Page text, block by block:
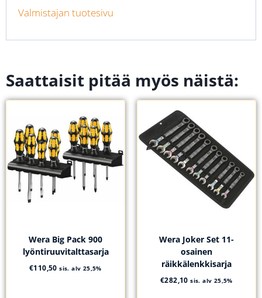
Valmistajan tuotesivu
Saattaisit pitää myös näistä:
Wera Big Pack 900
lyöntiruuvitalttasarja
€110,50 sis. alv 25,5%
Wera Joker Set 11-
osainen
räikkälenkkisarja
€282,10 sis. alv 25,5%